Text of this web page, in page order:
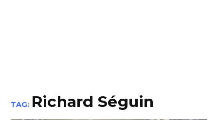
TAG: Richard Séguin